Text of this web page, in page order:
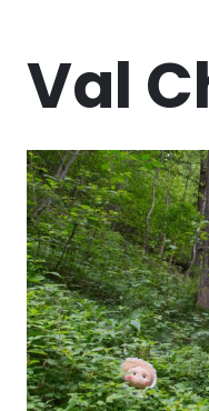
Val